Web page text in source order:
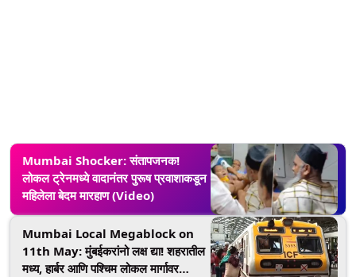
Mumbai Shocker: संतापजनक!
लोकल ट्रेनमध्ये वादानंतर पुरूष प्रवाशाकडून
महिलेला बेदम मारहाण (Video)
Mumbai Local Megablock on
11th May: मुंबईकरांनो लक्ष द्या! शहरातील
मध्य, हार्बर आणि पश्चिम लोकल मार्गावर